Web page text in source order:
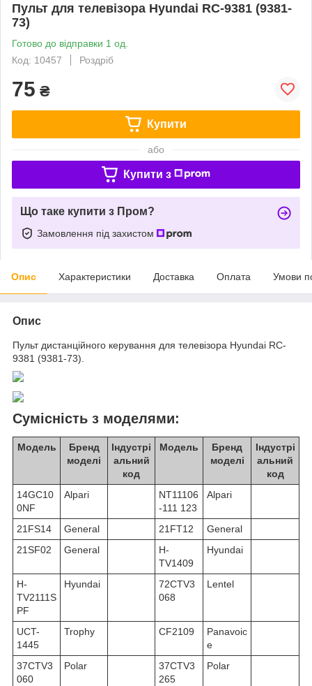
Пульт для телевізора Hyundai RC-9381 (9381-
73)
Готово до відправки 1 од.
Код: 10457
Роздріб
75 ₴
Купити
або
Купити з
Що таке купити з Пром?
Замовлення під захистом
Опис Характеристики Доставка Оплата Умови
Опис
Пульт дистанційного керування для телевізора Hyundai RC-
9381 (9381-73).
Сумісність з моделями:
Модель
Бренд
моделі
Індустрі
альний
код
Модель
Бренд
моделі
Індустрі
альний
код
14GC10
0NF
Alpari
NT11106
-111 123
Alpari
21FS14 General 21FT12
General
21SF02
General
H-
TV1409
Hyundai
H-
TV2111S
PF
Hyundai
72CTV3
068
Lentel
UCT-
1445
Trophy CF2109
Panavoic
e
37CTV3
060
Polar
37CTV3
265
Polar